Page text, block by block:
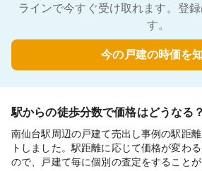
ラインで今すぐ受け取れます。登
す。
今の戸建の時価を
駅からの徒歩分数で価格はどうなる？
南仙台駅周辺の戸建て売出し事例の駅距
トしました。駅距離に応じて価格が変わ
ので、戸建て毎に個別の査定をすることが